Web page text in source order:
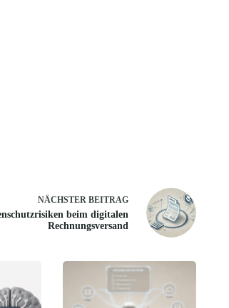
NÄCHSTER BEITRAG
beim digitalen
Rechnungsversand